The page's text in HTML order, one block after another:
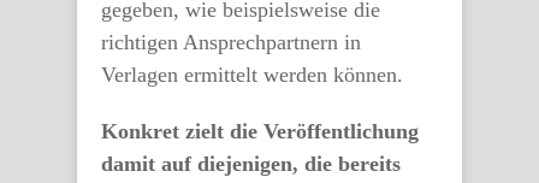
gegeben, wie beispielsweise die
richtigen Ansprechpartnern in
Verlagen ermittelt werden können.
Konkret zielt die Veröffentlichung
damit auf diejenigen, die bereits